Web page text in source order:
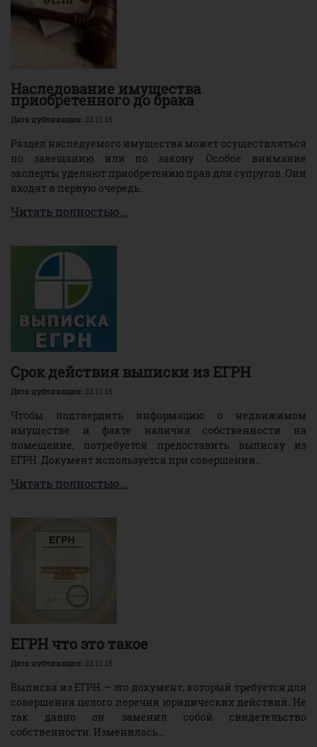
Наследование имущества
приобретенного до брака
Дата публикации: 23.11.18
Раздел наследуемого имущества может осуществляться
по завещанию или по закону. Особое внимание
эксперты уделяют приобретению прав для супругов. Они
входят в первую очередь...
Читать полностью...
Срок действия выписки из ЕГРН
Дата публикации: 23.11.18
Чтобы подтвердить информацию о недвижимом
имуществе и факте наличия собственности на
помещение, потребуется предоставить выписку из
ЕГРН. Документ используется при совершении...
Читать полностью...
ЕГРН что это такое
Дата публикации: 23.11.18
Выписка из ЕГРН — это документ, который требуется для
совершения целого перечня юридических действий. Не
так давно он заменил собой свидетельство
собственности. Изменилась...